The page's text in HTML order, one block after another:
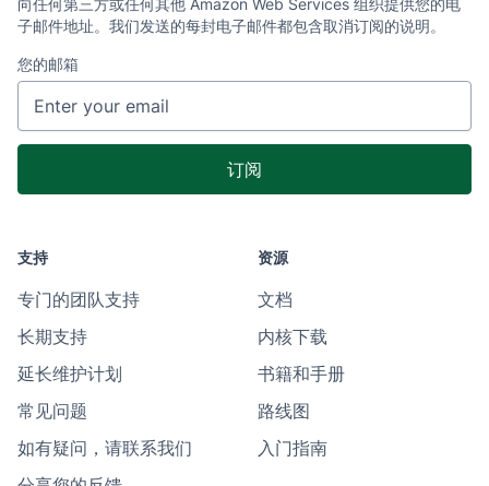
向任何第三方或任何其他 Amazon Web Services 组织提供您的电
子邮件地址。我们发送的每封电子邮件都包含取消订阅的说明。
您的邮箱
支持
专门的团队支持
长期支持
延长维护计划
常见问题
如有疑问，请联系我们
资源
文档
内核下载
书籍和手册
路线图
入门指南